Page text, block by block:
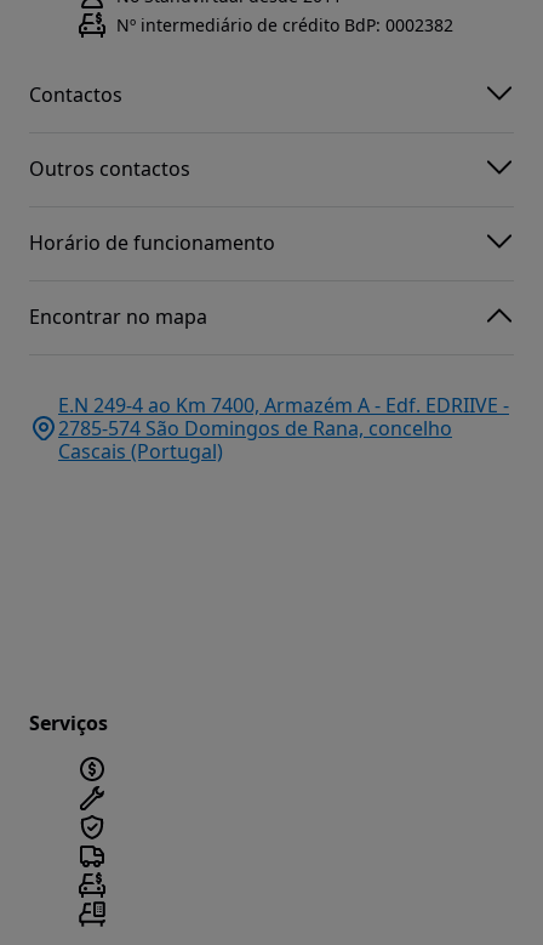
Nº intermediário de crédito BdP: 0002382
Contactos
Outros contactos
Horário de funcionamento
Encontrar no mapa
E.N 249-4 ao Km 7400, Armazém A - Edf. EDRIIVE -
2785-574 São Domingos de Rana, concelho
Cascais (Portugal)
Serviços